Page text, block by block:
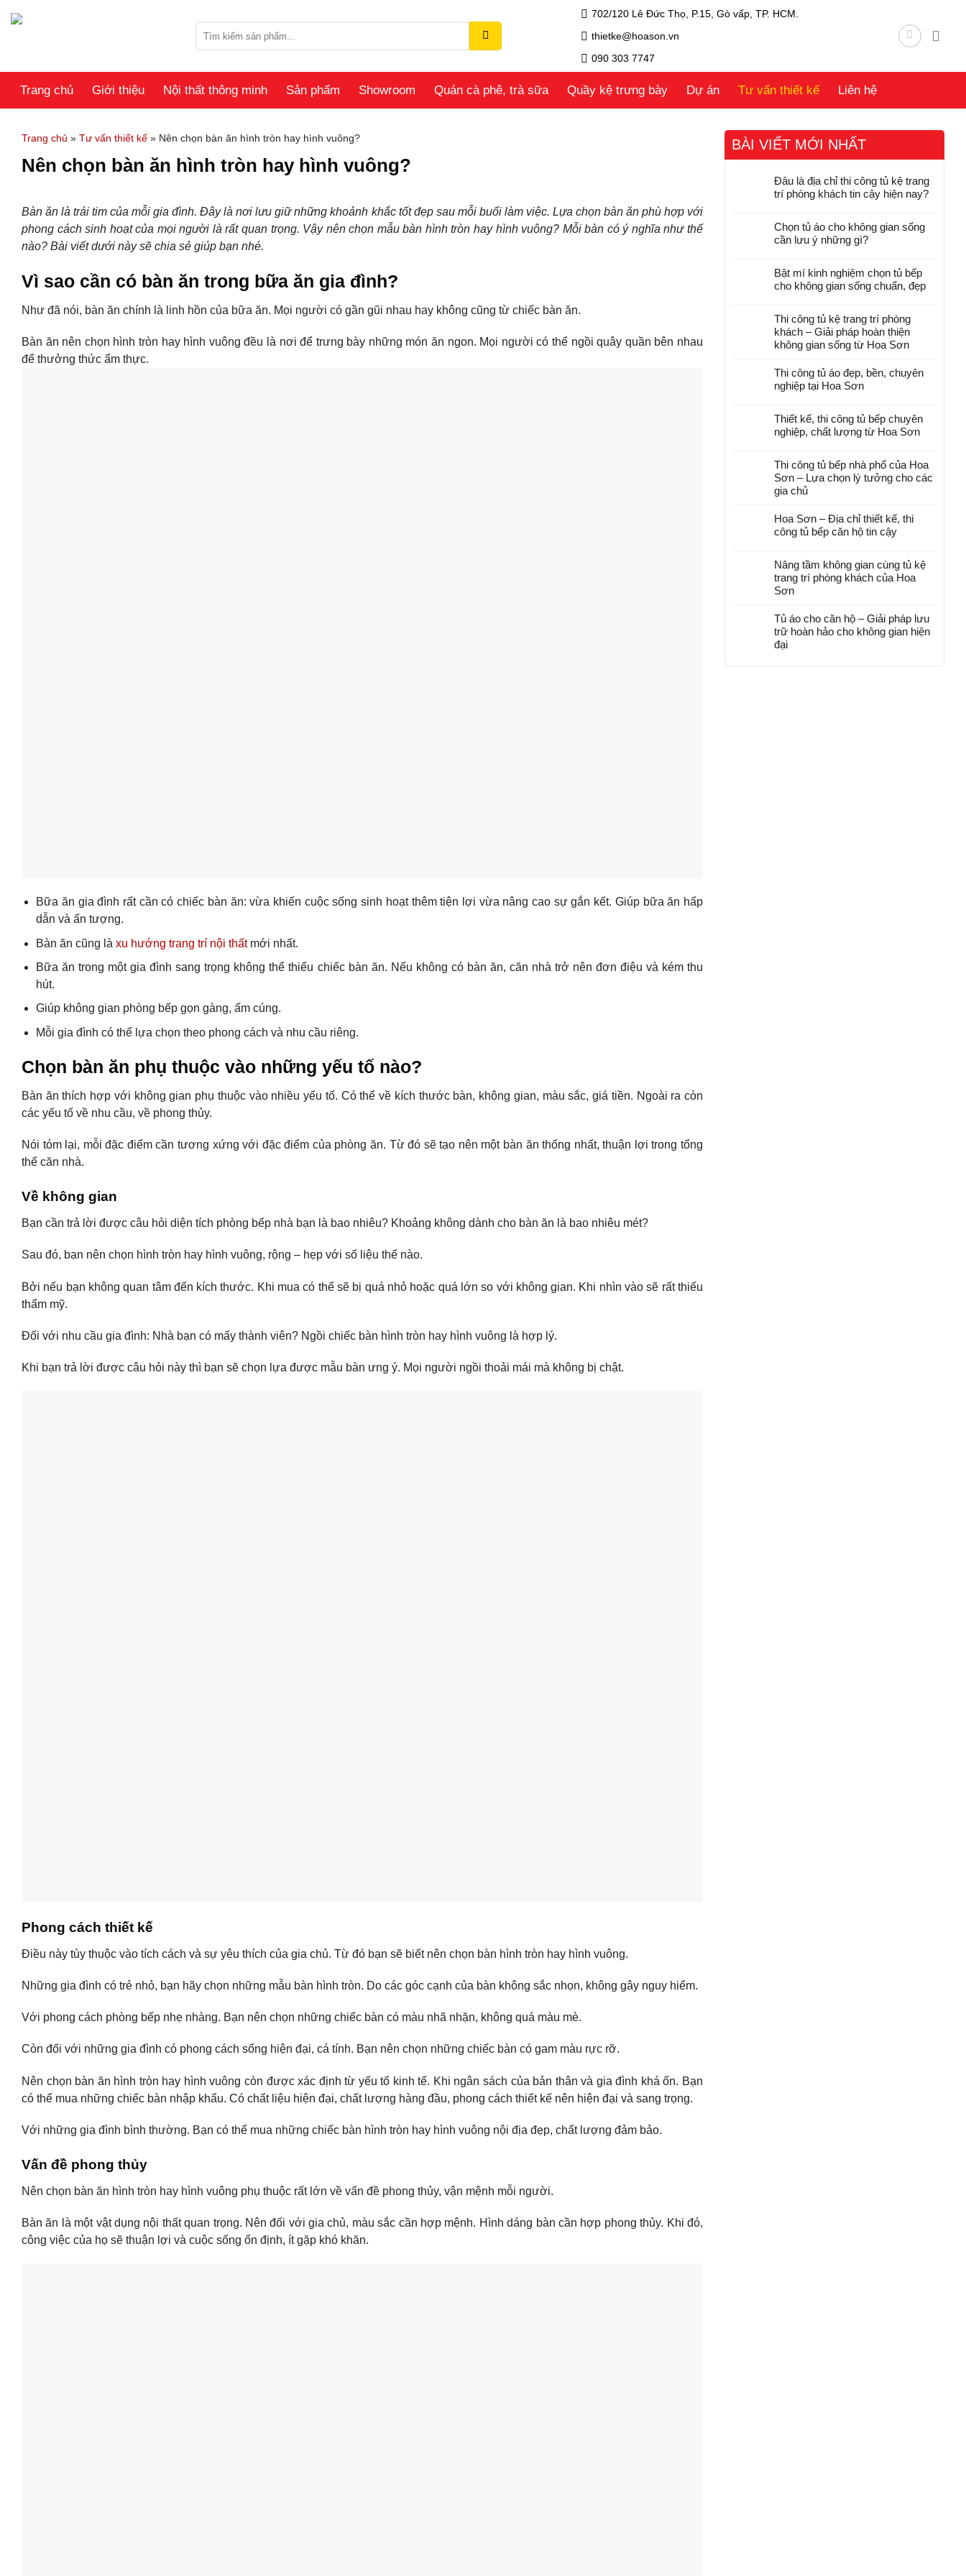
kiếm:
702/120 Lê Đức Thọ, P.15, Gò vấp, TP. HCM.
thietke@hoason.vn
090 303 7747
Trang chủ Giới thiệu Nội thất thông minh Sản phẩm Showroom Quán cà phê, trà sữa Quầy kệ trưng bày Dự án Tư vấn thiết kế Liên hệ
Trang chủ » Tư vấn thiết kế » Nên chọn bàn ăn hình tròn hay hình vuông?
Nên chọn bàn ăn hình tròn hay hình vuông?
Bàn ăn là trái tim của mỗi gia đình. Đây là nơi lưu giữ những khoảnh khắc tốt đẹp sau mỗi buổi làm việc. Lựa chọn bàn ăn phù hợp với
phong cách sinh hoạt của mọi người là rất quan trọng. Vậy nên chọn mẫu bàn hình tròn hay hình vuông? Mỗi bàn có ý nghĩa như thế
nào? Bài viết dưới này sẽ chia sẻ giúp bạn nhé.
Vì sao cần có bàn ăn trong bữa ăn gia đình?
Như đã nói, bàn ăn chính là linh hồn của bữa ăn. Mọi người có gần gũi nhau hay không cũng từ chiếc bàn ăn.
Bàn ăn nên chọn hình tròn hay hình vuông đều là nơi để trưng bày những món ăn ngon. Mọi người có thể ngồi quây quần bên nhau
để thưởng thức ẩm thực.
Bữa ăn gia đình rất cần có chiếc bàn ăn: vừa khiến cuộc sống sinh hoạt thêm tiện lợi vừa nâng cao sự gắn kết. Giúp bữa ăn hấp
dẫn và ấn tượng.
Bàn ăn cũng làxu hướng trang trí nội thấtmới nhất.
Bữa ăn trong một gia đình sang trọng không thể thiếu chiếc bàn ăn. Nếu không có bàn ăn, căn nhà trở nên đơn điệu và kém thu
hút.
Giúp không gian phòng bếp gọn gàng, ấm cúng.
Mỗi gia đình có thể lựa chọn theo phong cách và nhu cầu riêng.
Chọn bàn ăn phụ thuộc vào những yếu tố nào?
Bàn ăn thích hợp với không gian phụ thuộc vào nhiều yếu tố. Có thể về kích thước bàn, không gian, màu sắc, giá tiền. Ngoài ra còn
các yếu tố về nhu cầu, về phong thủy.
Nói tóm lại, mỗi đặc điểm cần tương xứng với đặc điểm của phòng ăn. Từ đó sẽ tạo nên một bàn ăn thống nhất, thuận lợi trong tổng
thể căn nhà.
Về không gian
Bạn cần trả lời được câu hỏi diện tích phòng bếp nhà bạn là bao nhiêu? Khoảng không dành cho bàn ăn là bao nhiêu mét?
Sau đó, bạn nên chọn hình tròn hay hình vuông, rộng – hẹp với số liệu thế nào.
Bởi nếu bạn không quan tâm đến kích thước. Khi mua có thể sẽ bị quá nhỏ hoặc quá lớn so với không gian. Khi nhìn vào sẽ rất thiếu
thẩm mỹ.
Đối với nhu cầu gia đình: Nhà bạn có mấy thành viên? Ngồi chiếc bàn hình tròn hay hình vuông là hợp lý.
Khi bạn trả lời được câu hỏi này thì bạn sẽ chọn lựa được mẫu bàn ưng ý. Mọi người ngồi thoải mái mà không bị chật.
Phong cách thiết kế
Điều này tùy thuộc vào tích cách và sự yêu thích của gia chủ. Từ đó bạn sẽ biết nên chọn bàn hình tròn hay hình vuông.
Những gia đình có trẻ nhỏ, bạn hãy chọn những mẫu bàn hình tròn. Do các góc cạnh của bàn không sắc nhọn, không gây nguy hiểm.
Với phong cách phòng bếp nhẹ nhàng. Bạn nên chọn những chiếc bàn có màu nhã nhặn, không quá màu mè.
Còn đối với những gia đình có phong cách sống hiện đại, cá tính. Bạn nên chọn những chiếc bàn có gam màu rực rỡ.
Nên chọn bàn ăn hình tròn hay hình vuông còn được xác định từ yếu tố kinh tế. Khi ngân sách của bản thân và gia đình khá ổn. Bạn
có thể mua những chiếc bàn nhập khẩu. Có chất liệu hiện đại, chất lượng hàng đầu, phong cách thiết kế nên hiện đại và sang trọng.
Với những gia đình bình thường. Bạn có thể mua những chiếc bàn hình tròn hay hình vuông nội địa đẹp, chất lượng đảm bảo.
Vấn đề phong thủy
Nên chọn bàn ăn hình tròn hay hình vuông phụ thuộc rất lớn về vấn đề phong thủy, vận mệnh mỗi người.
Bàn ăn là một vật dụng nội thất quan trọng. Nên đối với gia chủ, màu sắc cần hợp mệnh. Hình dáng bàn cần hợp phong thủy. Khi đó,
công việc của họ sẽ thuận lợi và cuộc sống ổn định, ít gặp khó khăn.
BÀI VIẾT MỚI NHẤT
Đâu là địa chỉ thi công tủ kệ trang
trí phòng khách tin cậy hiện nay?
Chọn tủ áo cho không gian sống
cần lưu ý những gì?
Bật mí kinh nghiệm chọn tủ bếp
cho không gian sống chuẩn, đẹp
Thi công tủ kệ trang trí phòng
khách – Giải pháp hoàn thiện
không gian sống từ Hoa Sơn
Thi công tủ áo đẹp, bền, chuyên
nghiệp tại Hoa Sơn
Thiết kế, thi công tủ bếp chuyên
nghiệp, chất lượng từ Hoa Sơn
Thi công tủ bếp nhà phố của Hoa
Sơn – Lựa chọn lý tưởng cho các
gia chủ
Hoa Sơn – Địa chỉ thiết kế, thi
công tủ bếp căn hộ tin cậy
Nâng tầm không gian cùng tủ kệ
trang trí phòng khách của Hoa
Sơn
Tủ áo cho căn hộ – Giải pháp lưu
trữ hoàn hảo cho không gian hiện
đại